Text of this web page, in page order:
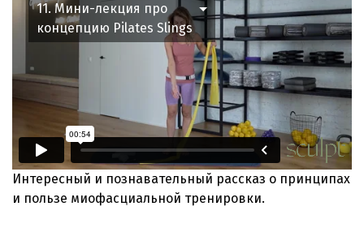
11. Мини-лекция про
концепцию Pilates Slings
Интересный и познавательный рассказ о принципах
и пользе миофасциальной тренировки.